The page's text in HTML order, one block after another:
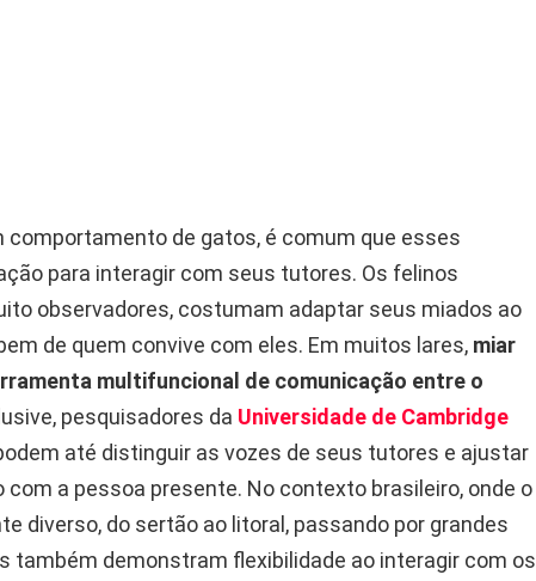
comportamento de gatos, é comum que esses
para interagir com seus tutores. Os felinos
observadores, costumam adaptar seus miados ao
de quem convive com eles. Em muitos lares, miar
multifuncional de comunicação entre o
pesquisadores da Universidade de Cambridge
até distinguir as vozes de seus tutores e ajustar
com a pessoa presente. No contexto brasileiro, onde o
diverso, do sertão ao litoral, passando por grandes
também demonstram flexibilidade ao interagir com os